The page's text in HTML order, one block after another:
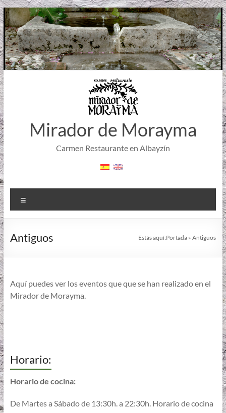
Saltar
al
contenido
Mirador de Morayma
Carmen Restaurante en Albayzín
Antiguos Estás aquí:Portada »Antiguos
Aquí puedes ver los eventos que que se han realizado en el
Mirador de Morayma.
Horario:
Horario de cocina:
De Martes a Sábado de 13:30h. a 22:30h. Horario de cocina